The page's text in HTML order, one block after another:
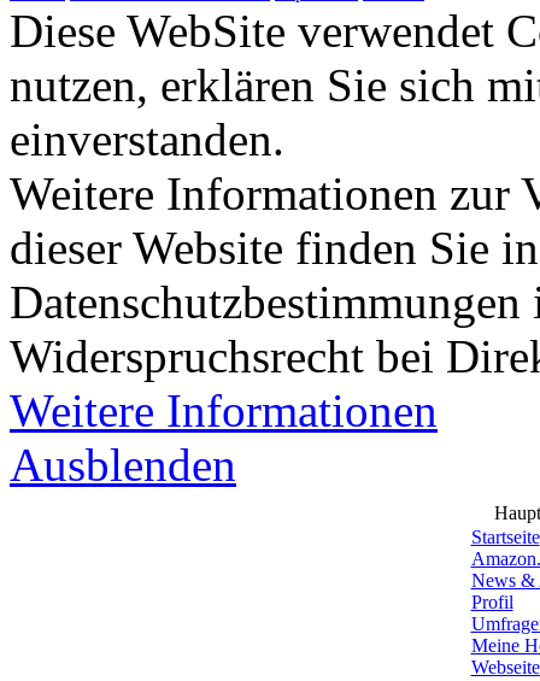
Diese WebSite verwendet
nutzen, erklären Sie sich
einverstanden.
Weitere Informationen zur
dieser Website finden Sie
Widerspruchsrecht bei
Weitere Informationen
Ausblenden
Startseite
News &
Profil
Meine